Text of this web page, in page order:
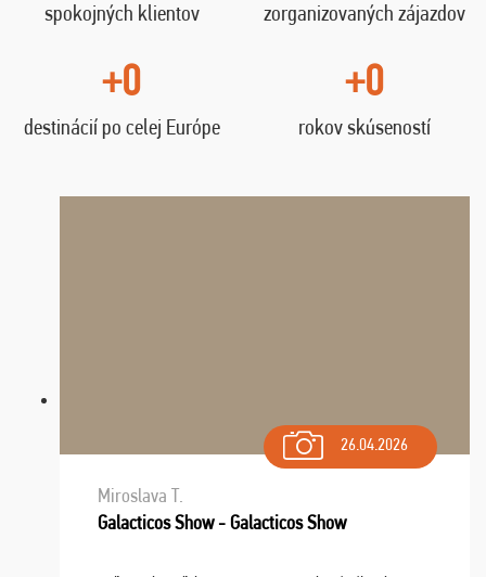
spokojných klientov zorganizovaných zájazdov
+0
destinácií po celej Európe
+0
rokov skúseností
26.04.2026
Miroslava T.
Galacticos Show - Galacticos Show